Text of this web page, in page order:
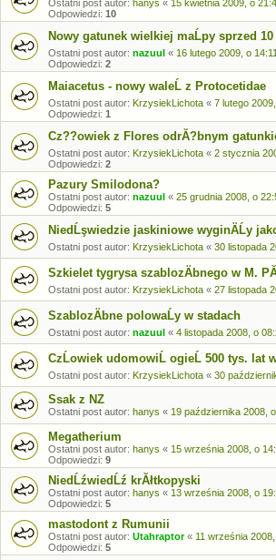
Ostatni post autor: hanys « 15 kwietnia 2009, o
Odpowiedzi: 10
Nowy gatunek wielkiej maĹpy sprzed
Ostatni post autor: nazuul « 16 lutego 2009, o 14:11
Odpowiedzi: 2
Maiacetus - nowy waleĹ z Protocetidae
Ostatni post autor: KrzysiekLichota « 7 lutego
Odpowiedzi: 1
Cz??owiek z Flores odrĂ?bnym
Ostatni post autor: KrzysiekLichota « 2 stycznia
Odpowiedzi: 2
Pazury Smilodona?
Ostatni post autor: nazuul « 25 grudnia 2008, o
Odpowiedzi: 5
NiedĹşwiedzie jaskiniowe wyginÄĹy
Ostatni post autor: KrzysiekLichota « 30 listopada
Szkielet tygrysa szablozÄbnego w M.
Ostatni post autor: KrzysiekLichota « 27 listopada
SzablozÄbne polowaĹy w stadach
Ostatni post autor: nazuul « 4 listopada 2008, o
CzĹowiek udomowiĹ ogieĹ 500 tys. lat
Ostatni post autor: KrzysiekLichota « 30
Ssak z NZ
Ostatni post autor: hanys « 19 października 2008,
Megatherium
Ostatni post autor: hanys « 15 września 2008, o
Odpowiedzi: 9
NiedĹźwiedĹź krĂłtkopyski
Ostatni post autor: hanys « 13 września 2008, o
Odpowiedzi: 5
mastodont z Rumunii
Ostatni post autor: Utahraptor« 11 września
Odpowiedzi: 5